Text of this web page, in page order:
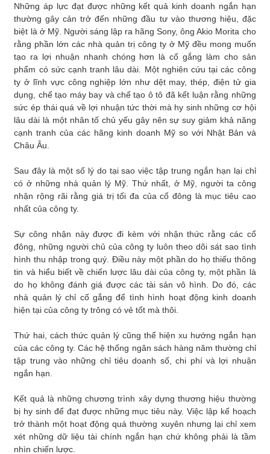
Những áp lực đạt được những kết quả kinh doanh ngắn hạn
thường gây cản trở đến những đầu tư vào thương hiệu, đặc
biệt là ở Mỹ. Người sáng lập ra hãng Sony, ông Akio Morita cho
rằng phần lớn các nhà quản trị công ty ở Mỹ đều mong muốn
tạo ra lợi nhuận nhanh chóng hơn là cố gắng làm cho sản
phẩm có sức cạnh tranh lâu dài. Một nghiên cứu tại các công
ty ở lĩnh vực công nghiệp lớn như dệt may, thép, điện tử gia
dụng, chế tạo máy bay và chế tạo ô tô đã kết luận rằng những
sức ép thái quá về lợi nhuận tức thời mà hy sinh những cơ hội
lâu dài là một nhân tố chủ yếu gây nên sự suy giảm khả năng
cạnh tranh của các hãng kinh doanh Mỹ so với Nhật Bản và
Châu Âu.
Sau đây là một số lý do tại sao việc tập trung ngắn hạn lại chỉ
có ở những nhà quản lý Mỹ. Thứ nhất, ở Mỹ, người ta công
nhận rộng rãi rằng giá trị tối đa của cổ đông là mục tiêu cao
nhất của công ty.
Sự công nhận này được đi kèm với nhận thức rằng các cổ
đông, những người chủ của công ty luôn theo dõi sát sao tình
hình thu nhập trong quý. Điều này một phần do họ thiếu thông
tin và hiểu biết về chiến lược lâu dài của công ty, một phần là
do họ không đánh giá được các tài sản vô hình. Do đó, các
nhà quản lý chỉ cố gắng để tình hình hoạt động kinh doanh
hiện tại của công ty trông có vẻ tốt mà thôi.
Thứ hai, cách thức quản lý cũng thể hiện xu hướng ngắn hạn
của các công ty. Các hệ thống ngân sách hàng năm thường chỉ
tập trung vào những chỉ tiêu doanh số, chi phí và lợi nhuận
ngắn hạn.
Kết quả là những chương trình xây dựng thương hiệu thường
bị hy sinh để đạt được những mục tiêu này. Việc lập kế hoạch
trở thành một hoạt động quá thường xuyên nhưng lại chỉ xem
xét những dữ liệu tài chính ngắn hạn chứ không phải là tầm
nhìn chiến lược.